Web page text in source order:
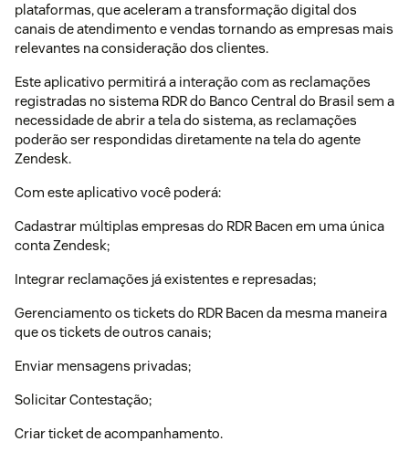
plataformas, que aceleram a transformação digital dos
canais de atendimento e vendas tornando as empresas mais
relevantes na consideração dos clientes.
Este aplicativo permitirá a interação com as reclamações
registradas no sistema RDR do Banco Central do Brasil sem a
necessidade de abrir a tela do sistema, as reclamações
poderão ser respondidas diretamente na tela do agente
Zendesk.
Com este aplicativo você poderá:
Cadastrar múltiplas empresas do RDR Bacen em uma única
conta Zendesk;
Integrar reclamações já existentes e represadas;
Gerenciamento os tickets do RDR Bacen da mesma maneira
que os tickets de outros canais;
Enviar mensagens privadas;
Solicitar Contestação;
Criar ticket de acompanhamento.